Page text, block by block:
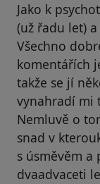
Jako k
(už řadu let)
Všechno
komentářích
takže se jí
vynahradí mi
Nemluvě o
snad v
s úsměvěm a
dvaadvaceti